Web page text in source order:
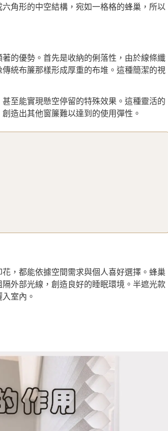
角形的中空結構，宛如一格格的蜂巢，所以
的優勢。首先是收納的俐落性，由於線條纖
統布簾那樣形成厚重的布堆。這種簡潔的視
至能實現懸空停留的特殊效果。這種靈活的
造出其他窗簾難以達到的使用彈性。
，都能依據空間需求與個人喜好選擇。蜂巢
外部光線，創造良好的睡眠環境。半遮光款
室內。